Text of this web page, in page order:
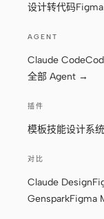
设计转代码
AGENT
Claude Code
全部 Agent →
插件
模板技能设计系统
对比
Claude Design
GensparkFigma